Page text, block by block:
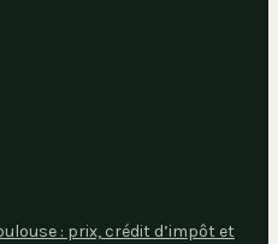
: prix, crédit d’impôt et